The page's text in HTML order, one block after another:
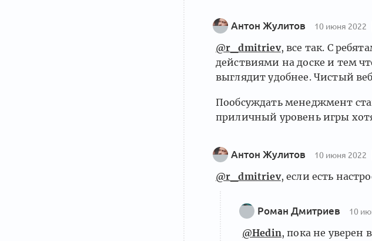
Антон Жулитов 10 июня 2022
@r_dmitriev, все так. С
действиями на доске и тем
выглядит удобнее. Чистый
Пообсуждать менеджмент
приличный уровень игры
Антон Жулитов 10 июня 2022
@r_dmitriev, если есть
Роман Дмитриев 10
@Hedin, пока не уверен